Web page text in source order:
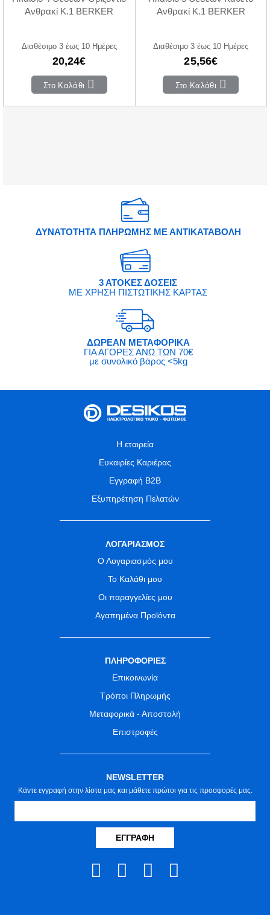
Ανθρακί K.1 BERKER
Διαθέσιμο 3 έως 10 Ημέρες
20,24€
Στο Καλάθι
Ανθρακί K.1 BERKER
Διαθέσιμο 3 έως 10 Ημέρες
25,56€
Στο Καλάθι
ΔΥΝΑΤΟΤΗΤΑ ΠΛΗΡΩΜΗΣ ΜΕ ΑΝΤΙΚΑΤΑΒΟΛΗ
3 ΑΤΟΚΕΣ ΔΟΣΕΙΣ
ΜΕ ΧΡΗΣΗ ΠΙΣΤΩΤΙΚΗΣ ΚΑΡΤΑΣ
ΔΩΡΕΑΝ ΜΕΤΑΦΟΡΙΚΑ
ΓΙΑ ΑΓΟΡΕΣ ΑΝΩ ΤΩΝ 70€
με συνολικό βάρος <5kg
Η εταιρεία
Ευκαιρίες Καριέρας
Εγγραφή B2B
Εξυπηρέτηση Πελατών
ΛΟΓΑΡΙΑΣΜΟΣ
Ο Λογαριασμός μου
Το Καλάθι μου
Οι παραγγελίες μου
Αγαπημένα Προϊόντα
ΠΛΗΡΟΦΟΡΙΕΣ
Επικοινωνία
Τρόποι Πληρωμής
Μεταφορικά - Αποστολή
Επιστροφές
NEWSLETTER
Κάντε εγγραφή στην λίστα μας και μάθετε πρώτοι για τις προσφορές μας.
ΕΓΓΡΑΦΉ